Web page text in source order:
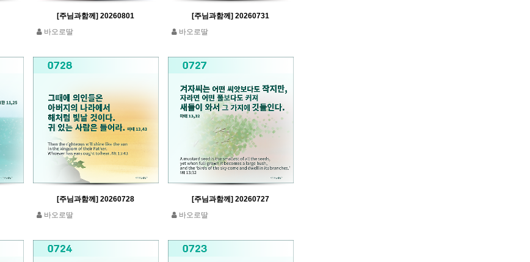
[주님과함께] 20260801
바오로딸
[주님과함께] 20260731
바오로딸
[주님과함께] 20260728
바오로딸
[주님과함께] 20260727
바오로딸